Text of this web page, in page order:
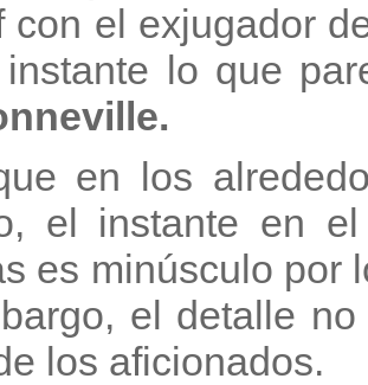
con el exjugador
lo que
en los
el instante en
es minúsculo por
el detalle
los aficionados.